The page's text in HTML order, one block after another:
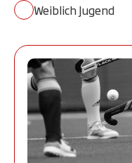
Weiblich Jugend